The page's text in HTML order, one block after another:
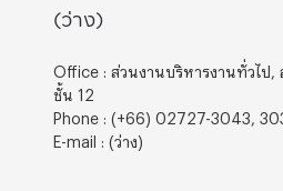
(ว่าง)
Office : ส่วนงานบริหารงานทั่วไป,
ชั้น 12
Phone : (+66) 02727-3043,
E-mail : (ว่าง)